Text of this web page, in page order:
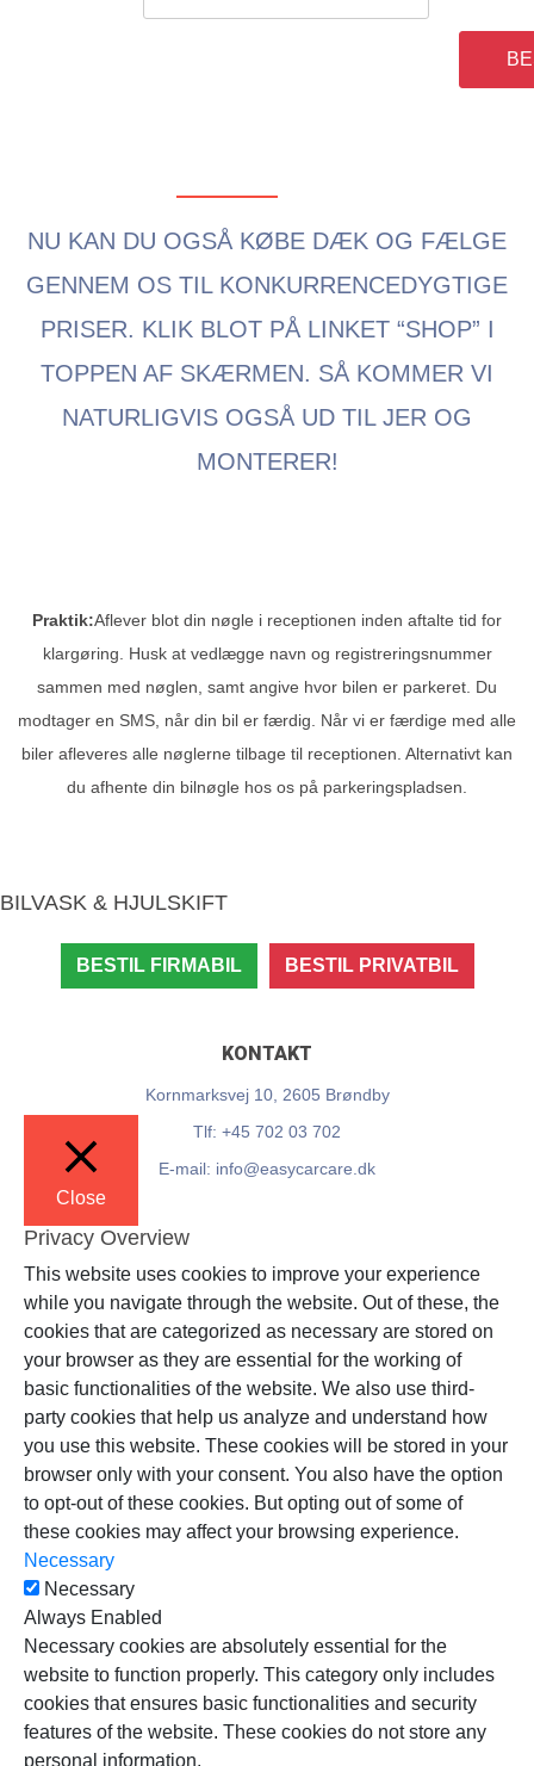
NYHED
NU KAN DU OGSÅ KØBE DÆK OG FÆLGE
GENNEM OS TIL KONKURRENCEDYGTIGE
PRISER. KLIK BLOT PÅ LINKET “SHOP” I
TOPPEN AF SKÆRMEN. SÅ KOMMER VI
NATURLIGVIS OGSÅ UD TIL JER OG
MONTERER!
Praktik:Aflever blot din nøgle i receptionen inden aftalte tid for
klargøring. Husk at vedlægge navn og registreringsnummer
sammen med nøglen, samt angive hvor bilen er parkeret. Du
modtager en SMS, når din bil er færdig. Når vi er færdige med alle
biler afleveres alle nøglerne tilbage til receptionen. Alternativt kan
du afhente din bilnøgle hos os på parkeringspladsen.
BILVASK & HJULSKIFT
BESTIL FIRMABIL BESTIL PRIVATBIL
KONTAKT
Kornmarksvej 10, 2605 Brøndby
Tlf: +45 702 03 702
E-mail: info@easycarcare.dk
Close
Privacy Overview
This website uses cookies to improve your experience
while you navigate through the website. Out of these, the
cookies that are categorized as necessary are stored on
your browser as they are essential for the working of
basic functionalities of the website. We also use third-
party cookies that help us analyze and understand how
you use this website. These cookies will be stored in your
browser only with your consent. You also have the option
to opt-out of these cookies. But opting out of some of
these cookies may affect your browsing experience.
Necessary
Necessary
Always Enabled
Necessary cookies are absolutely essential for the
website to function properly. This category only includes
cookies that ensures basic functionalities and security
features of the website. These cookies do not store any
personal information.